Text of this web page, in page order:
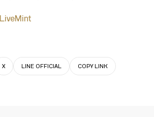
LiveMint
X LINE OFFICIAL COPY LINK